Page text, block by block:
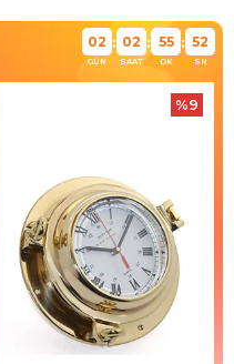
%9
02
GÜN
: 02
SAAT
: 55
DK
: 51
SN